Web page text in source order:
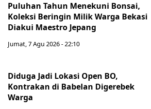
Puluhan Tahun Menekuni Bonsai,
Koleksi Beringin Milik Warga Bekasi
Diakui Maestro Jepang
Jumat, 7 Agu 2026 - 22:10
Diduga Jadi Lokasi Open BO,
Kontrakan di Babelan Digerebek
Warga